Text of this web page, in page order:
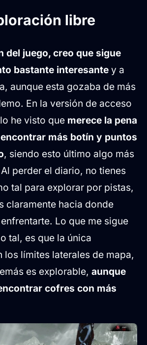
libre
del juego, creo que sigue
bastante interesante y a
aunque esta gozaba de más
En la versión de acceso
he visto que merece la pena
más botín y puntos
, siendo esto último algo más
perder el diario, no tienes
tal para explorar por pistas,
claramente hacia donde
Lo que me sigue
tal, es que la única
los límites laterales de mapa,
es explorable, aunque
cofres con más